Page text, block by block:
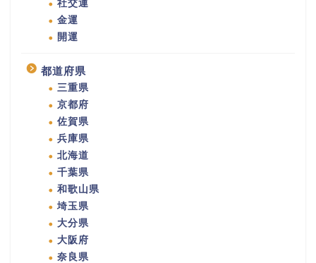
社交運
金運
開運
都道府県
三重県
京都府
佐賀県
兵庫県
北海道
千葉県
和歌山県
埼玉県
大分県
大阪府
奈良県